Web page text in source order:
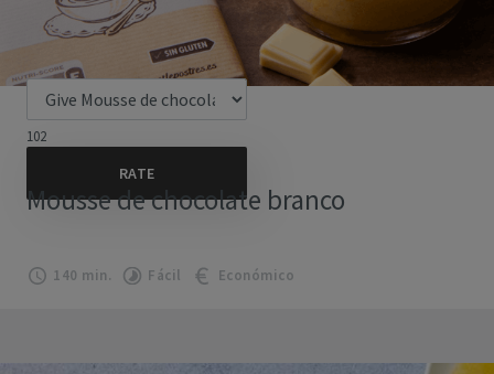
102
Mousse de chocolate branco
140 min. Fácil Económico